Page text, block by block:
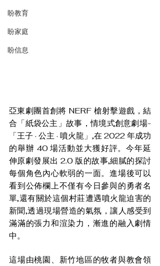
盼教育
盼家庭
盼信息
亞東劇團首創將 NERF 槍射擊遊戲，結
合「紙袋公主」故事，情境式創意劇場-
「王子 · 公主 · 噴火龍」,在 2022 年成功
的舉辦 40 場活動並大獲好評。今年延
伸原劇發展出 2.0 版的故事,細膩的探討
每個角色內心軟弱的一面。進場後可以
看到公佈欄上不僅有今日參與的勇者名
單,還有關於這個村莊遭遇噴火龍迫害的
新聞,透過現場營造的氣氛，讓人感受到
滿滿的張力和渲染力，漸進的融入劇情
中。
這場由桃園、新竹地區的牧者與教會領